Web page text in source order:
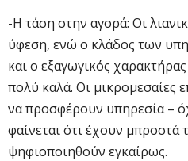
-Η τάση στην αγορά: Οι
ύφεση, ενώ ο κλάδος των
και ο εξαγωγικός
πολύ καλά. Οι μικρομεσαίες
να προσφέρουν υπηρεσία –
φαίνεται ότι έχουν μπροστά
ψηφιοποιηθούν εγκαίρως.